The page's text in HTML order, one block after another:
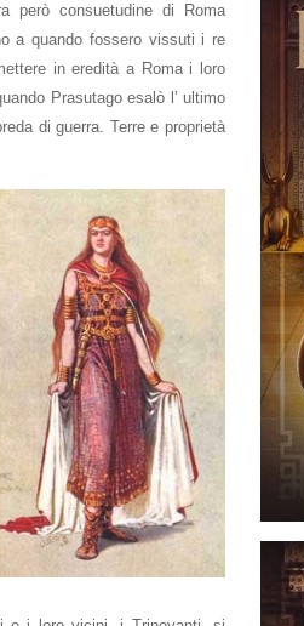
però consuetudine di Roma
a quando fossero vissuti i re
in eredità a Roma i loro
Prasutago esalò l’ ultimo
di guerra. Terre e proprietà